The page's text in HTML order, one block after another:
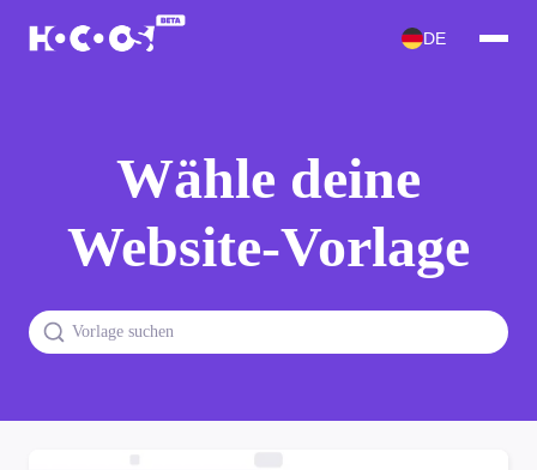
DE
Wähle deine
Website-Vorlage